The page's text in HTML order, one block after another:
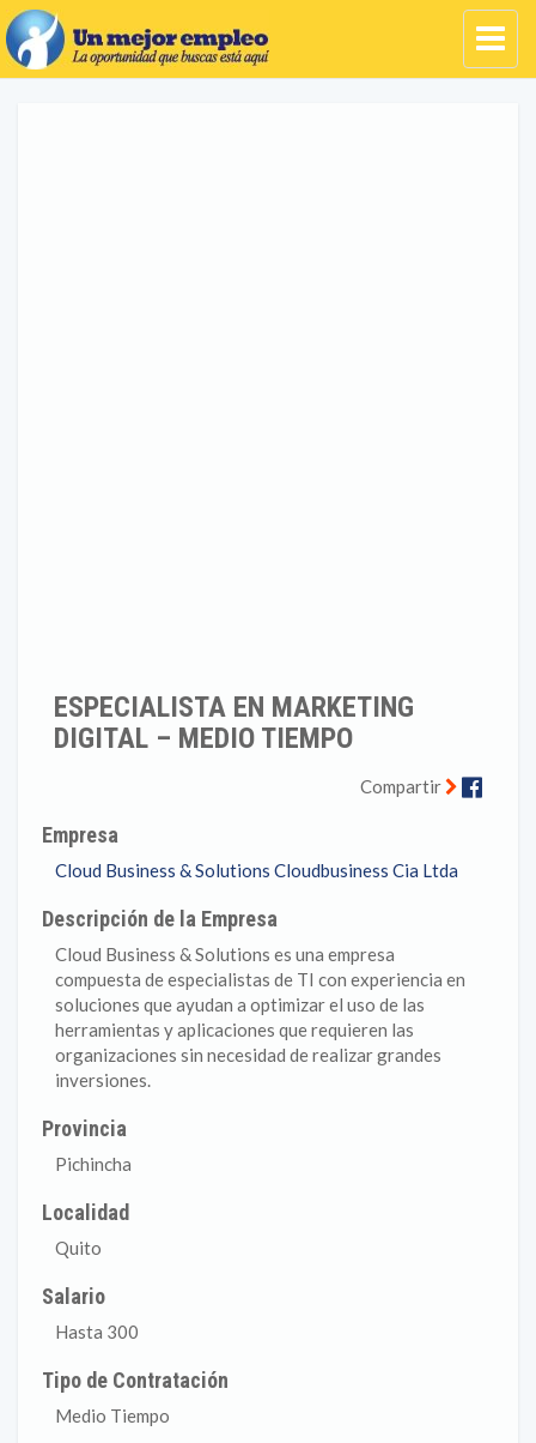
ESPECIALISTA EN MARKETING
DIGITAL – MEDIO TIEMPO
Compartir
Empresa
Cloud Business & Solutions Cloudbusiness Cia Ltda
Descripción de la Empresa
Cloud Business & Solutions es una empresa
compuesta de especialistas de TI con experiencia en
soluciones que ayudan a optimizar el uso de las
herramientas y aplicaciones que requieren las
organizaciones sin necesidad de realizar grandes
inversiones.
Provincia
Pichincha
Localidad
Quito
Salario
Hasta 300
Tipo de Contratación
Medio Tiempo